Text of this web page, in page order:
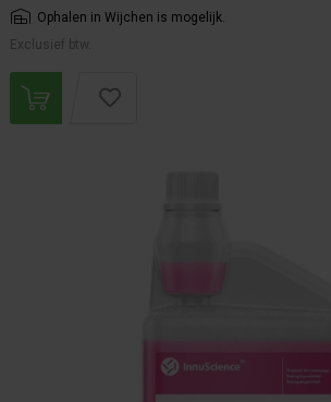
Ophalen in Wijchen is mogelijk.
Exclusief btw.